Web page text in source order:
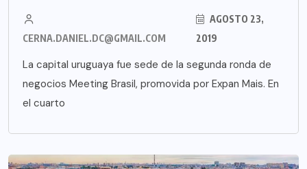
CERNA.DANIEL.DC@GMAIL.COM
AGOSTO 23,
2019
La capital uruguaya fue sede de la segunda ronda de
negocios Meeting Brasil, promovida por Expan Mais. En
el cuarto